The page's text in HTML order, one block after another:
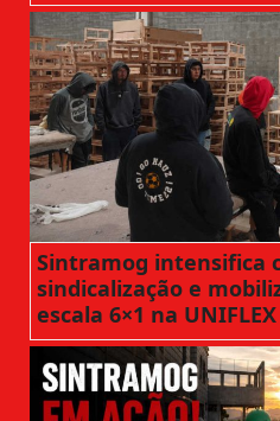
Sintramog intensifica
sindicalização e
escala 6×1 na